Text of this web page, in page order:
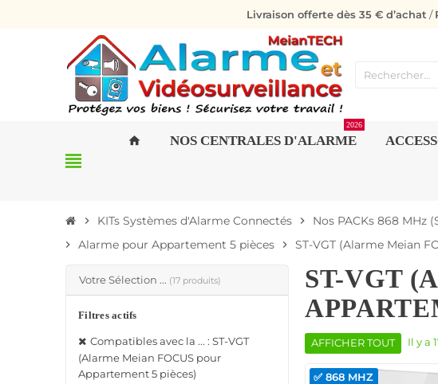
Livraison offerte dès 35 € d’achat /
view_headline
home NOS CENTRALES D'ALARME
2026
chevron_right KITs Systèmes d'Alarme Connectés chevron_right Nos PACKs 868 MHz
chevron_right Alarme pour Appartement 5 pièces chevron_right ST-VGT (Alarme Meian
Votre Sélection ... (17 produits)
Filtres actifs
Compatibles avec la ... : ST-VGT
(Alarme Meian FOCUS pour
Appartement 5 pièces)
ST-VGT
AFFICHER TOUT Il y a
✅ 868 MHZ